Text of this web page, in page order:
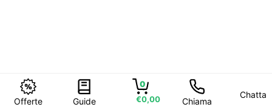
Offerte Guide
0
€0,00
Chiama
Chatta